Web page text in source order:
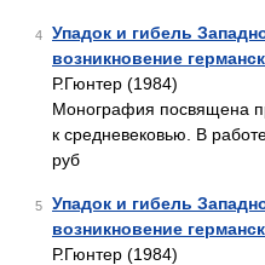
4
Упадок и гибель
возникновение
Р.Гюнтер (1984)
Монография посвящена
к средневековью. В
руб
5
Упадок и гибель
возникновение
Р.Гюнтер (1984)